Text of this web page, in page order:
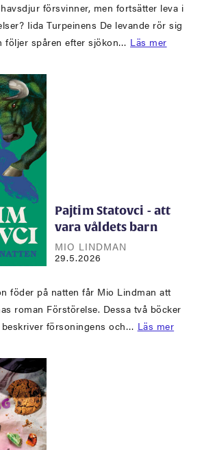
försvinner, men fortsätter leva i
Iida Turpeinens De levande rör sig
följer spåren efter sjökon… Läs mer
Pajtim Statovci - att
vara våldets barn
MIO LINDMAN
29.5.2026
föder på natten får Mio Lindman att
roman Förstörelse. Dessa två böcker
försoningens och… Läs mer